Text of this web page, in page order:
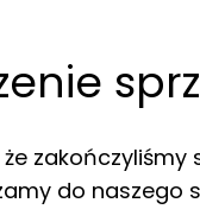
do naszego